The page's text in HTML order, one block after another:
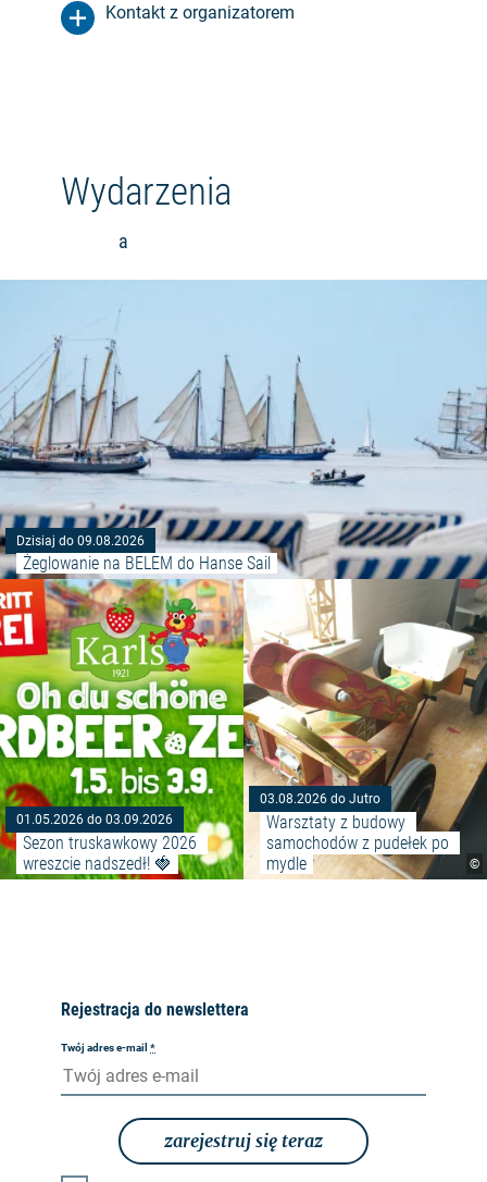
Kontakt z organizatorem
Wydarzenia
a
Dzisiaj do 09.08.2026
Żeglowanie na BELEM do Hanse Sail
01.05.2026 do 03.09.2026
Sezon truskawkowy 2026
wreszcie nadszedł! 🍓
Czytaj więcej: "Sezon
©
03.08.2026 do Jutro
Warsztaty z budowy
samochodów z pudełek po
mydle
Rejestracja do newslettera
Twój adres e-mail *
zarejestruj się teraz